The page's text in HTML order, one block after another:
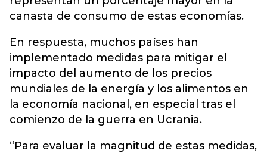
canasta de consumo de estas economías.
En respuesta, muchos países han
implementado medidas para mitigar el
impacto del aumento de los precios
mundiales de la energía y los alimentos en
la economía nacional, en especial tras el
comienzo de la guerra en Ucrania.
“Para evaluar la magnitud de estas medidas,